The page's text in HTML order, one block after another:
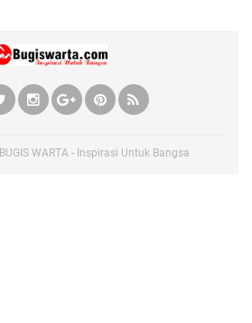
BUGIS WARTA - Inspirasi Untuk Bangsa